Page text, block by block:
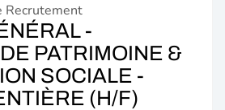
Recrutement
-
PATRIMOINE &
SOCIALE -
(H/F)